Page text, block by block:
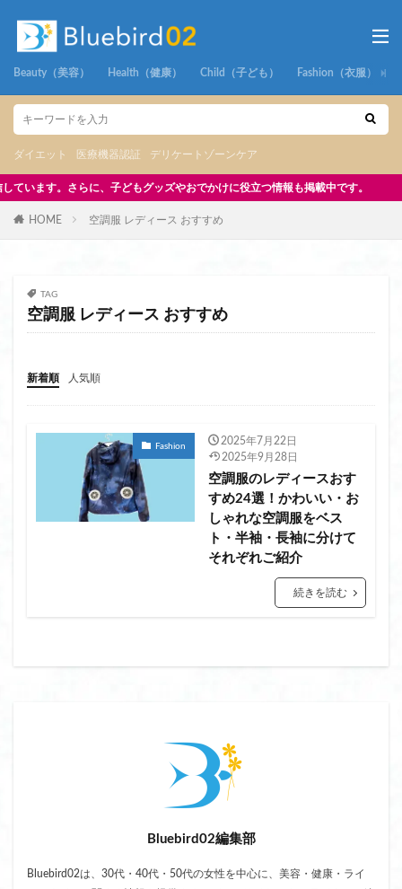
Beauty（美容） Health（健康） Child（子ども） Fashion（衣服）
ダイエット 医療機器認証 デリケートゾーンケア
子どもグッズやおでかけに役立つ情報も掲載中です。
HOME 空調服 レディース おすすめ
TAG
空調服 レディース おすすめ
新着順 人気順
Fashion
2025年7月22日
2025年9月28日
空調服のレディースおす
すめ24選！かわいい・お
しゃれな空調服をベス
ト・半袖・長袖に分けて
それぞれご紹介
続きを読む
Bluebird02編集部
Bluebird02は、30代・40代・50代の女性を中心に、美容・健康・ライ